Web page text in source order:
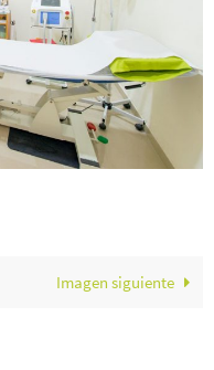
Imagen siguiente